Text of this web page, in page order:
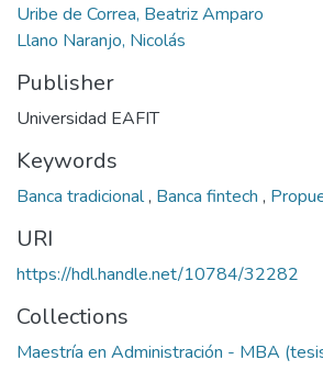
Uribe de Correa, Beatriz Amparo
Llano Naranjo, Nicolás
Publisher
Universidad EAFIT
Keywords
Banca tradicional, Banca fintech ,
URI
https://hdl.handle.net/10784/32282
Collections
Maestría en Administración - MBA